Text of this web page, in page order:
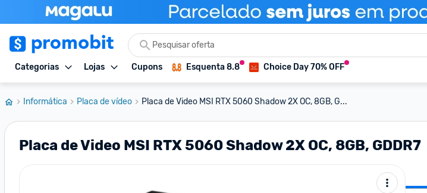
Categorias Lojas Cupons Esquenta 8.8 Choice Day 70% OFF
Informática Placa de vídeo Placa de Video MSI RTX 5060 Shadow 2X OC, 8GB, G...
Placa de Video MSI RTX 5060 Shadow 2X OC, 8GB, GDDR7